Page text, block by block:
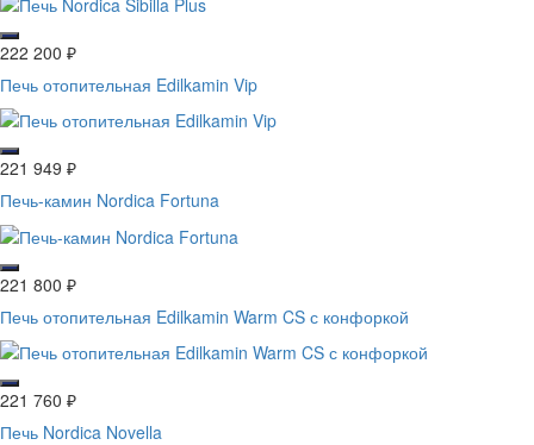
222 200 ₽
Печь отопительная Edilkamin Vip
221 949 ₽
Печь-камин Nordica Fortuna
221 800 ₽
Печь отопительная Edilkamin Warm CS с конфоркой
221 760 ₽
Печь Nordica Novella